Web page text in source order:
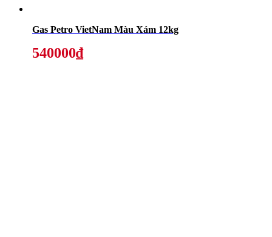
Gas Petro VietNam Màu Xám 12kg
540000₫